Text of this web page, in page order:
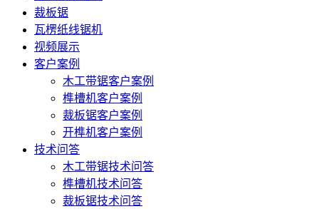
裁板锯
瓦楞纸线锯机
视频展示
客户案例
木工带锯客户案例
榫槽机客户案例
裁板锯客户案例
开榫机客户案例
技术问答
木工带锯技术问答
榫槽机技术问答
裁板锯技术问答